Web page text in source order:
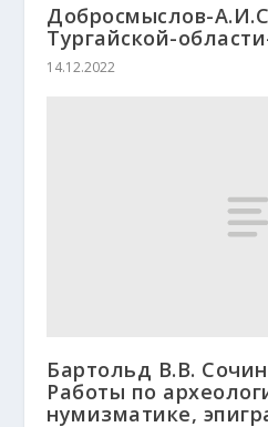
Добросмыслов-
Тургайской-
14.12.2022
Бартольд В.В.
Работы по
нумизматике,